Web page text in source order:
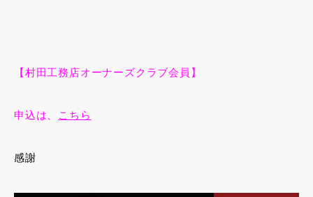
【村田工務店オーナーズクラブ会員】
申込は、 こちら
感謝